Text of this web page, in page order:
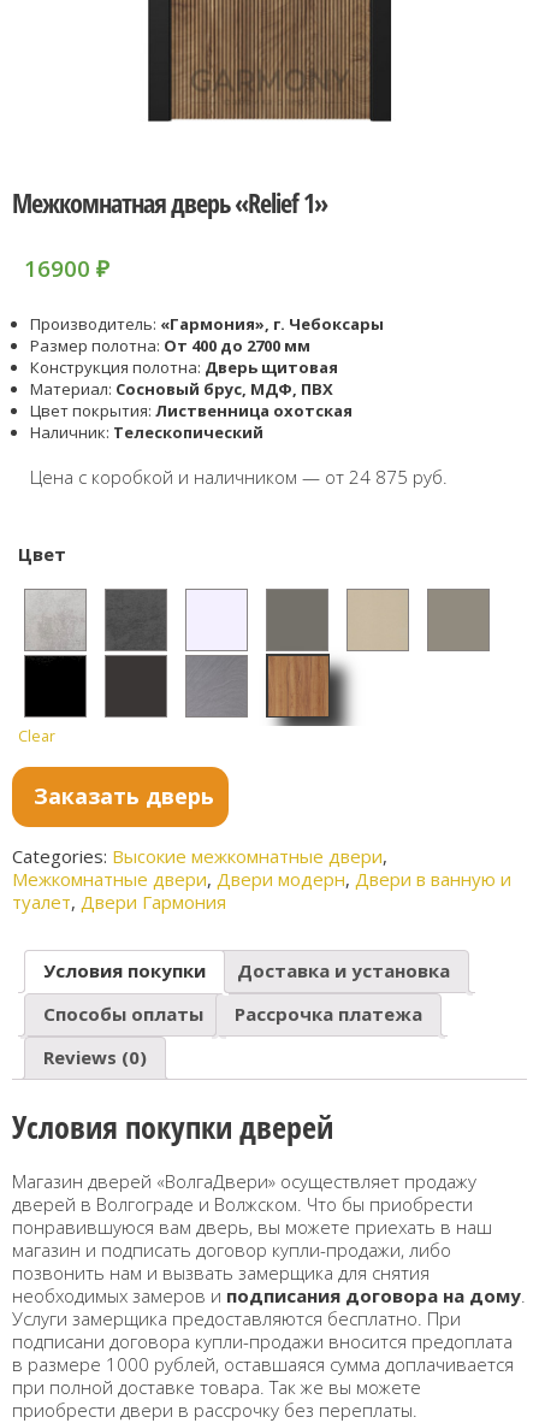
Межкомнатная дверь «Relief 1»
16900 ₽
Производитель: «Гармония», г. Чебоксары
Размер полотна: От 400 до 2700 мм
Конструкция полотна: Дверь щитовая
Материал: Cосновый брус, МДФ, ПВХ
Цвет покрытия: Лиственница охотская
Наличник: Телескопический
Цена с коробкой и наличником — от 24 875 руб.
Цвет
светл
тёмны
айс
Софт
графи
Софт
норд
охотск
ая
Clear
Заказать дверь
Categories: Высокие межкомнатные двери,
Межкомнатные двери, Двери модерн, Двери в ванную и
туалет, Двери Гармония
Условия покупки
Доставка и установка
Способы оплаты
Рассрочка платежа
Reviews (0)
Условия покупки дверей
Магазин дверей «ВолгаДвери» осуществляет продажу
дверей в Волгограде и Волжском. Что бы приобрести
понравившуюся вам дверь, вы можете приехать в наш
магазин и подписать договор купли-продажи, либо
позвонить нам и вызвать замерщика для снятия
необходимых замеров и подписания договора на дому
Услуги замерщика предоставляются бесплатно. При
подписани договора купли-продажи вносится предоплата
в размере 1000 рублей, оставшаяся сумма доплачивается
при полной доставке товара. Так же вы можете
приобрести двери в рассрочку без переплаты.